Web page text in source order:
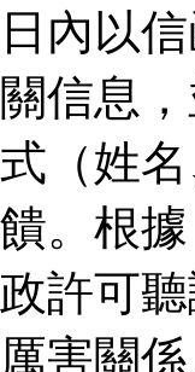
日內以
關信息
式（姓
饋。根
政許可
厲害關